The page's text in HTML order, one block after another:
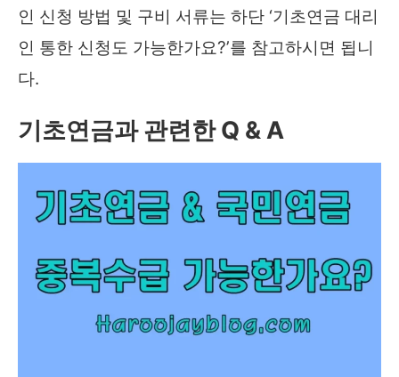
인 신청 방법 및 구비 서류는 하단 ‘기초연금 대리
인 통한 신청도 가능한가요?’를 참고하시면 됩니
다.
기초연금과 관련한 Q & A